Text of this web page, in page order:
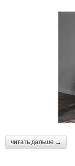
читать дальше →